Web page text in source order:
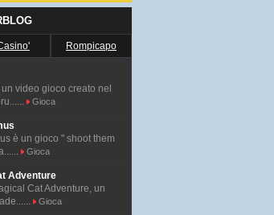
Rompicapo
video gioco creato nel
Gioca
è un gioco " shoot them
Gioca
Adventure
Cat Adventure, un
Gioca